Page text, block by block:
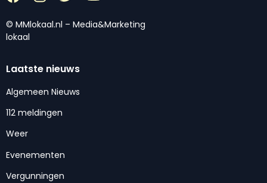
© MMlokaal.nl – Media&Marketing
lokaal
Laatste nieuws
Algemeen Nieuws
112 meldingen
Weer
Evenementen
Vergunningen